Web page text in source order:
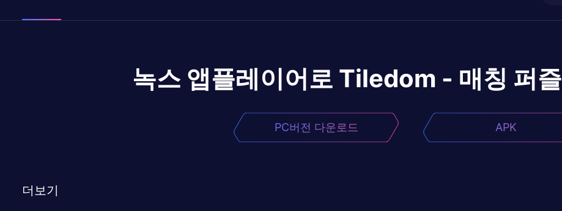
녹스 앱플레이어로 Tiledom - 매칭 퍼즐
PC버전 다운로드 APK
더보기